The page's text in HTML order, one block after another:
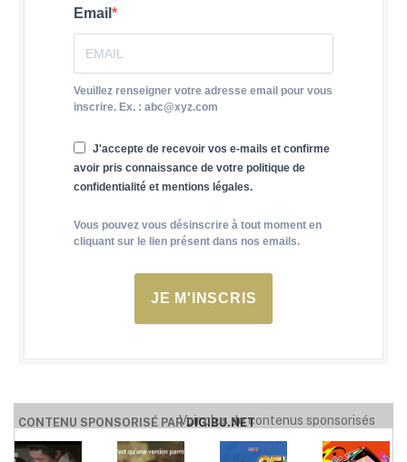
Email
Veuillez renseigner votre adresse email pour vous
inscrire. Ex. : abc@xyz.com
J'accepte de recevoir vos e-mails et confirme
avoir pris connaissance de votre politique de
confidentialité et mentions légales.
Vous pouvez vous désinscrire à tout moment en
cliquant sur le lien présent dans nos emails.
JE M'INSCRIS
CONTENU SPONSORISÉ PARDIGIBU.NET
Voir plus de contenus sponsorisés